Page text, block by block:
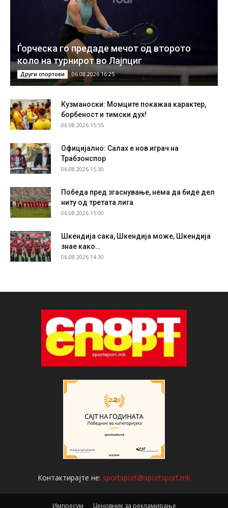
Ѓорческа го предаде мечот од второто
коло на турнирот во Лајпциг
Други спортови 06.08.2026 16:25
Кузманоски: Момците покажаа карактер,
борбеност и тимски дух!
06.08.2026 15:55
Официјално: Салах е нов играч на
Трабзонспор
06.08.2026 15:30
Победа пред згаснување, нема да биде дел
ниту од третата лига
06.08.2026 15:00
Шкендија сака, Шкендија може, Шкендија
знае како…
06.08.2026 14:30
Контактирајте не: sportsport@sportsport.mk
Импресум Ценовник за рекламирање